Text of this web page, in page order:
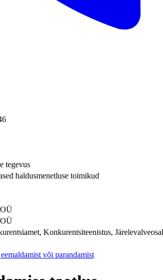
tegevus
haldusmenetluse toimikud
Konkurentsiteenistus,
või parandamist